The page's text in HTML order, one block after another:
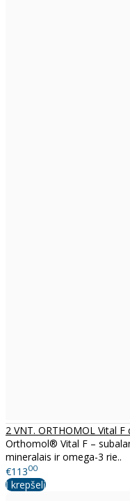
2 VNT. ORTHOMOL Vital
Orthomol® Vital F –
mineralais ir omega-3 rie..
€11300
Į krepšelį